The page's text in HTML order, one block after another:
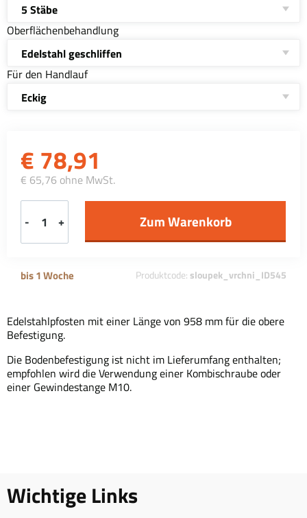
5 Stäbe
Oberflächenbehandlung
Edelstahl geschliffen
Für den Handlauf
Eckig
€ 78,91
€ 65,76 ohne MwSt.
- +
bis 1 Woche Produktcode: sloupek_vrchni_ID545
Edelstahlpfosten mit einer Länge von 958 mm für die obere
Befestigung.
Die Bodenbefestigung ist nicht im Lieferumfang enthalten;
empfohlen wird die Verwendung einer Kombischraube oder
einer Gewindestange M10.
Wichtige Links